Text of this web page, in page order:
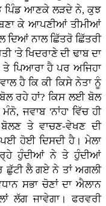
ਪਿੰਡ ਆਣਕੇ ਲੜਦੇ ਨੇ, ਕੁਝ
ਬਣਾ ਕੇ ਆਪਣੀਆਂ ਤੀਮੀਆਂ
ਦਿਆਂ ਨਾਲ ਛਿੱਤਰੋ ਛਿੱਤਰੀ
'ਤੇ ਖਿਦਰਾਣੇ ਦੀ ਢਾਬ ਦਾ
ਤੇ ਪਿਆਰਾ ਹੈ ਪਰ ਅਜਿਹਾ
ਹੈ ਕਿ ਕੀ ਕਿਸੇ ਨੇਤਾ ਨੂੰ
ਰਹੇ ਹਾਂ? ਕਿਸ ਲਈ ਬੋਲ
ਜਵਾਬ 'ਨਾਂਹ' ਵਿੱਚ ਹੀ
ਤੇ ਵਾਚਣ-ਵੇਖਣ ਦੀ
ਹੋਈ ਦਿਸਦੀ ਹੈ। ਮੇਲਾ
ਹੁੰਦੀਆਂ ਨੇ ਤੇ ਹੁੰਦੀਆਂ
ਲੈ ਗਏ ਨੇ ਤਾਂ ਅਗਲੀ
ਸਭਾ ਚੋਣਾਂ ਦਾ ਐਲਾਨ
ਲੱਗ ਜਾਵੇਗਾ। ਫਰਵਰੀ